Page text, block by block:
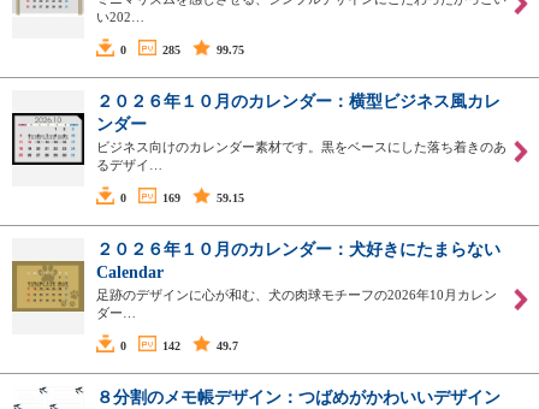
い202…
0 285 99.75
２０２６年１０月のカレンダー：横型ビジネス風カレ
ンダー
ビジネス向けのカレンダー素材です。黒をベースにした落ち着きのあ
るデザイ…
0 169 59.15
２０２６年１０月のカレンダー：犬好きにたまらない
Calendar
足跡のデザインに心が和む、犬の肉球モチーフの2026年10月カレン
ダー…
0 142 49.7
８分割のメモ帳デザイン：つばめがかわいいデザイン